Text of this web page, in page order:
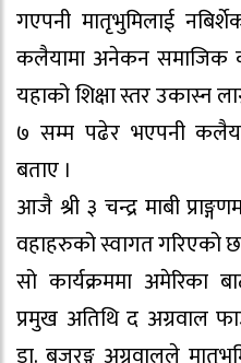
गएपनी मातृभुमिलाई
कलैयामा अनेकन समाजिक
यहाको शिक्षा स्तर उकास्न
७ सम्म पढेर भएपनी
बताए ।
आजै श्री ३ चन्द्र माबी
वहाहरुको स्वागत गरिएको
सो कार्यक्रममा अमेरिका
प्रमुख अतिथि द अग्रवाल